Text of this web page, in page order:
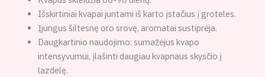
Išskirtiniai kvapai juntami iš karto įstačius į groteles.
Įjungus šiltesnę oro srovę, aromatai sustiprėja.
Daugkartinio naudojimo: sumažėjus kvapo
intensyvumui, įlašinti daugiau kvapnaus skysčio į
lazdelę.